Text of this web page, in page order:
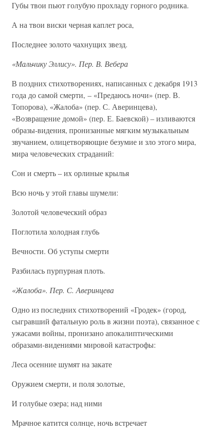
Губы твои пьют голубую прохладу горного родника.
А на твои виски черная каплет роса,
Последнее золото чахнущих звезд.
«Мальчику Эллису». Пер. В. Вебера
В поздних стихотворениях, написанных с декабря 1913
года до самой смерти, – «Предаюсь ночи» (пер. В.
Топорова), «Жалоба» (пер. С. Аверинцева),
«Возвращение домой» (пер. Е. Баевской) – изливаются
образы-видения, пронизанные мягким музыкальным
звучанием, олицетворяющие безумие и зло этого мира,
мира человеческих страданий:
Сон и смерть – их орлиные крылья
Всю ночь у этой главы шумели:
Золотой человеческий образ
Поглотила холодная глубь
Вечности. Об уступы смерти
Разбилась пурпурная плоть.
«Жалоба». Пер. С. Аверинцева
Одно из последних стихотворений «Гродек» (город,
сыгравший фатальную роль в жизни поэта), связанное с
ужасами войны, пронизано апокалиптическими
образами-видениями мировой катастрофы:
Леса осенние шумят на закате
Оружием смерти, и поля золотые,
И голубые озера; над ними
Мрачное катится солнце, ночь встречает